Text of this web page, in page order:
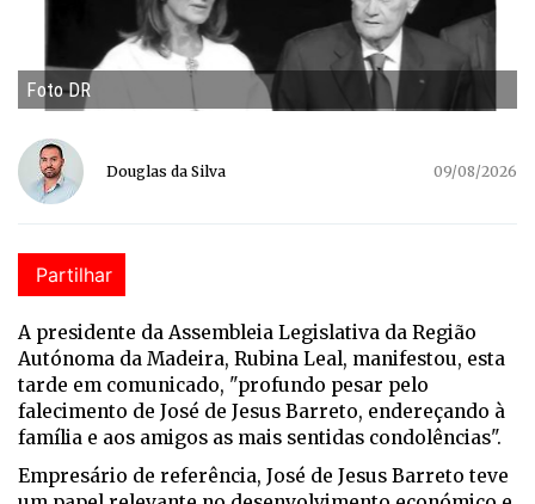
Foto DR
Douglas da Silva 09/08/2026
Partilhar
A presidente da Assembleia Legislativa da Região
Autónoma da Madeira, Rubina Leal, manifestou, esta
tarde em comunicado, "profundo pesar pelo
falecimento de José de Jesus Barreto, endereçando à
família e aos amigos as mais sentidas condolências".
Empresário de referência, José de Jesus Barreto teve